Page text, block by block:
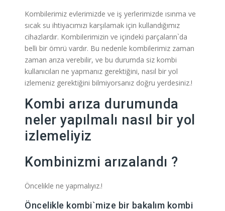
Kombilerimiz evlerimizde ve iş yerlerimizde ısınma ve
sıcak su ihtiyacımızı karşılamak için kullandığımız
cihazlardır. Kombilerimizin ve içindeki parçaların`da
belli bir ömrü vardır. Bu nedenle kombilerimiz zaman
zaman arıza verebilir, ve bu durumda siz kombi
kullanıcıları ne yapmanız gerektiğini, nasıl bir yol
izlemeniz gerektiğini bilmiyorsanız doğru yerdesiniz.!
Kombi arıza durumunda
neler yapılmalı nasıl bir yol
izlemeliyiz
Kombinizmi arızalandı ?
Öncelikle ne yapmalıyız.!
Öncelikle kombi`mize bir bakalım kombi